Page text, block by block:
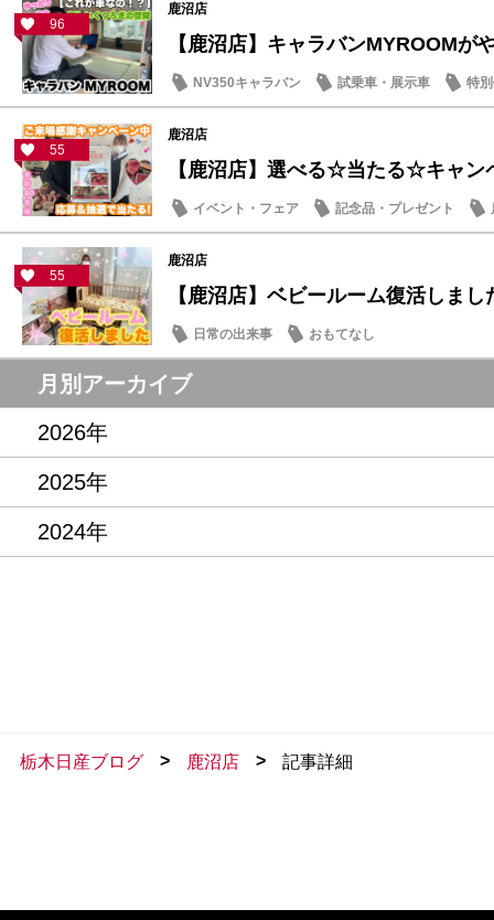
96
鹿沼店
【鹿沼店】キャラバンMYROOMが
NV350キャラバン 試乗車・展示車 特
55
鹿沼店
【鹿沼店】選べる☆当たる☆キャン
イベント・フェア 記念品・プレゼント
55
鹿沼店
【鹿沼店】ベビールーム復活しまし
日常の出来事 おもてなし
月別アーカイブ
2026年
2025年
2024年
栃木日産ブログ > 鹿沼店 > 記事詳細